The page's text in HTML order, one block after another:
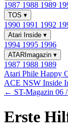
1987 1988 1989
TOS ▾
1990 1991 1992
Atari Inside ▾
1994 1995 1996
ATARImagazin ▾
1987 1988 1989
Atari Phile Happy
ACE NSW Inside
← ST-Magazin 06
Erste